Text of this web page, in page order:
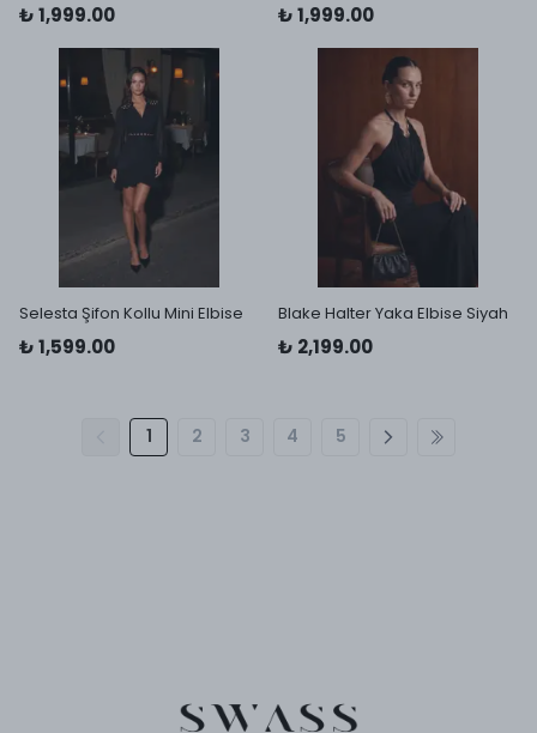
₺ 1,999.00 ₺ 1,999.00
Selesta Şifon Kollu Mini Elbise
₺ 1,599.00
Blake Halter Yaka Elbise Siyah
₺ 2,199.00
1 2 3 4 5